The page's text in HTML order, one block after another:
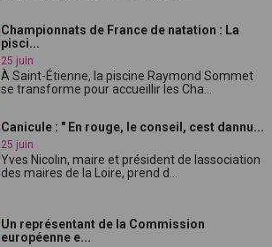
Championnats de France de natation : La
pisci...
25 juin
À Saint-Étienne, la piscine Raymond Sommet
se transforme pour accueillir les Cha...
Canicule : " En rouge, le conseil, cest dannu...
25 juin
Yves Nicolin, maire et président de lassociation
des maires de la Loire, prend d...
Un représentant de la Commission
européenne e...